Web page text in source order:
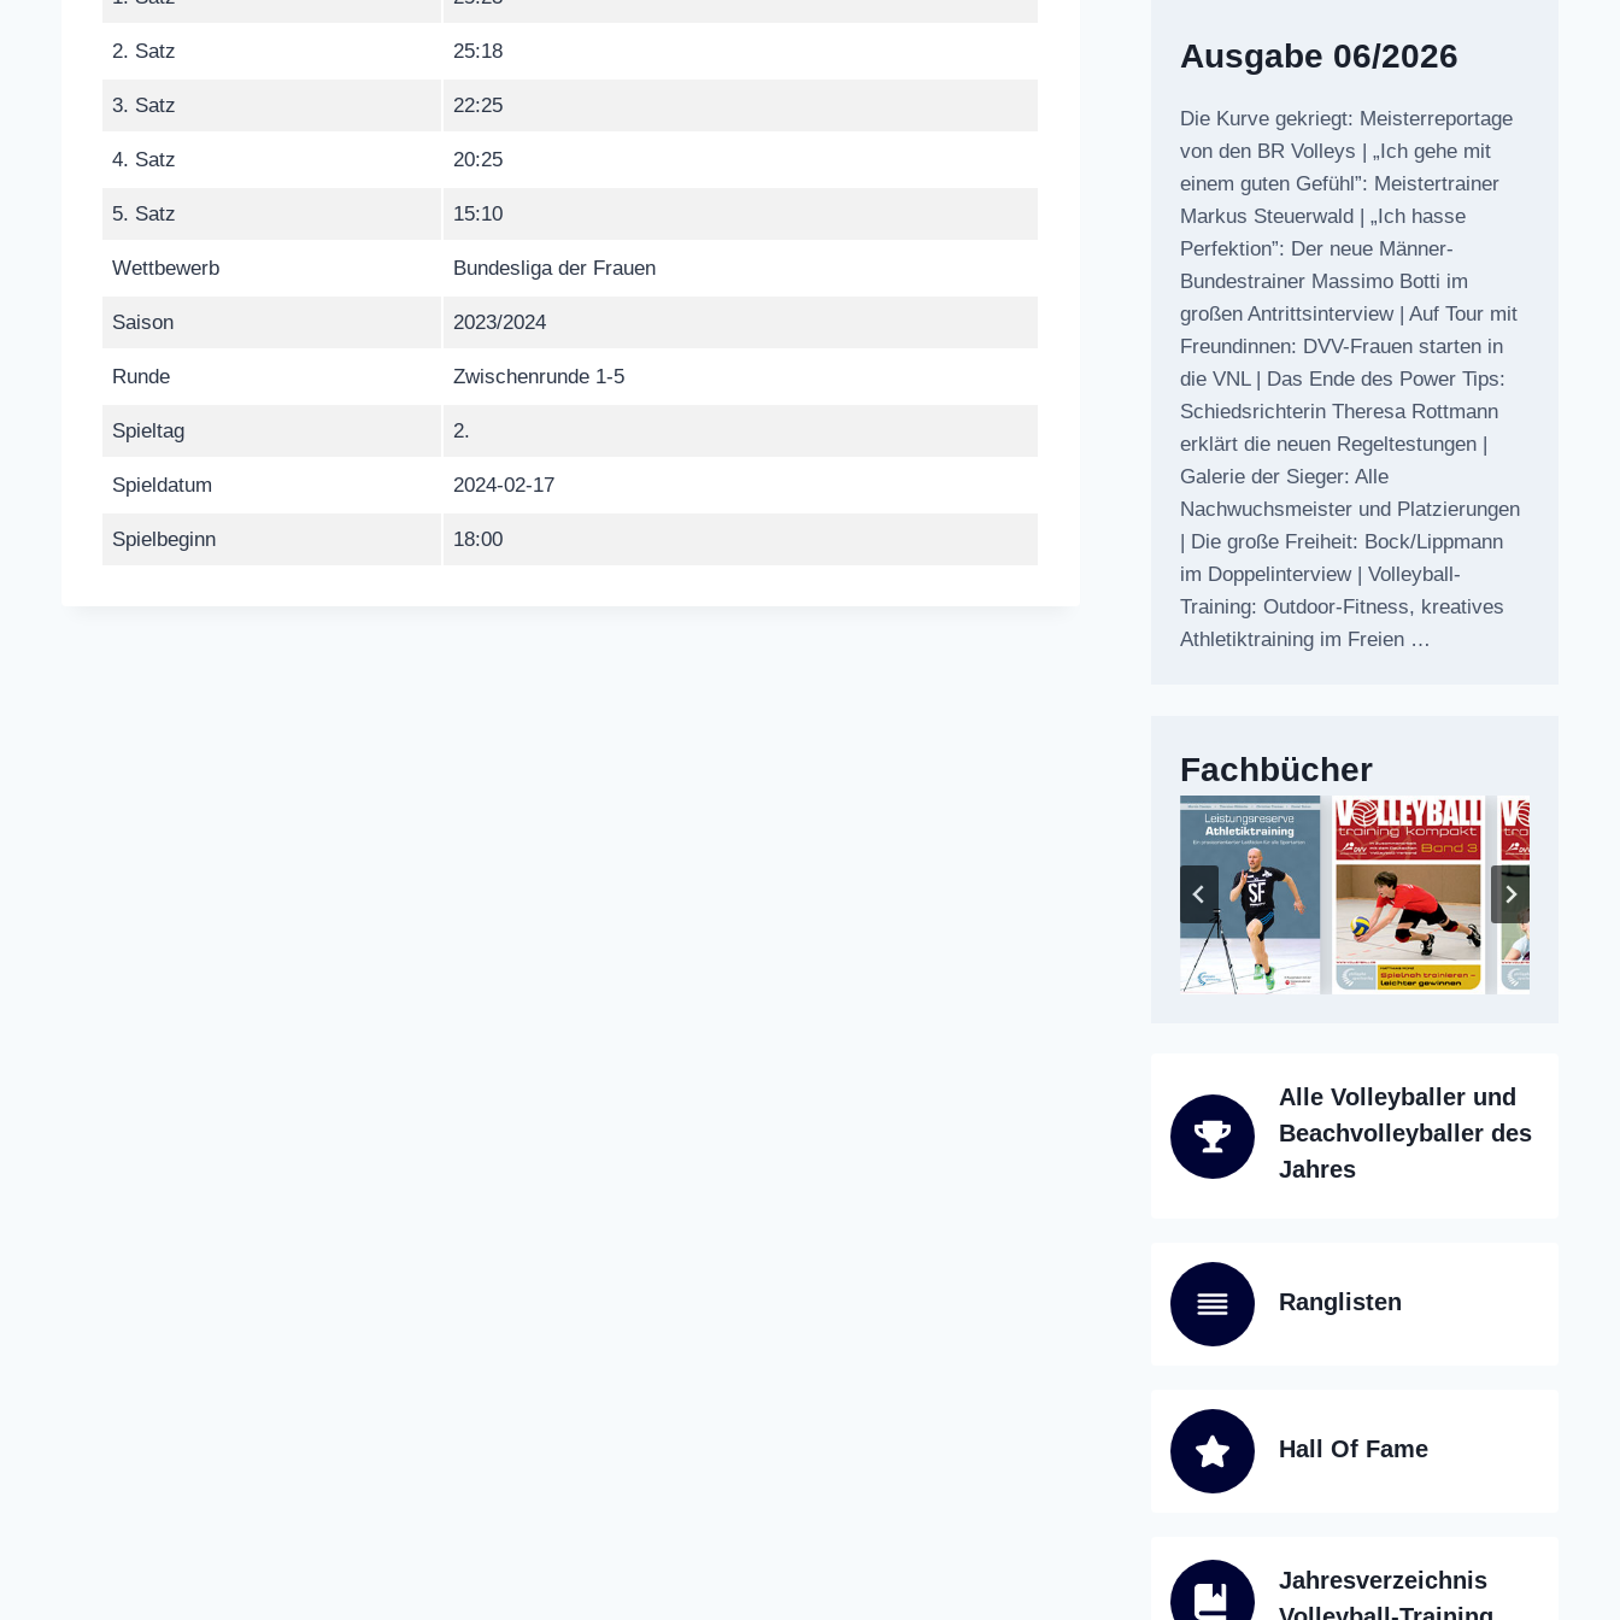
2. Satz 25:18
3. Satz 22:25
4. Satz 20:25
5. Satz 15:10
Wettbewerb Bundesliga der Frauen
Saison 2023/2024
Runde Zwischenrunde 1-5
Spieltag 2.
Spieldatum 2024-02-17
Spielbeginn 18:00
Ausgabe 06/2026
Die Kurve gekriegt: Meisterreportage
von den BR Volleys | „Ich gehe mit
einem guten Gefühl”: Meistertrainer
Markus Steuerwald | „Ich hasse
Perfektion”: Der neue Männer-
Bundestrainer Massimo Botti im
großen Antrittsinterview | Auf Tour mit
Freundinnen: DVV-Frauen starten in
die VNL | Das Ende des Power Tips:
Schiedsrichterin Theresa Rottmann
erklärt die neuen Regeltestungen |
Galerie der Sieger: Alle
Nachwuchsmeister und Platzierungen
| Die große Freiheit: Bock/Lippmann
im Doppelinterview | Volleyball-
Training: Outdoor-Fitness, kreatives
Athletiktraining im Freien …
Fachbücher
Alle Volleyballer und
Beachvolleyballer des
Jahres
Ranglisten
Hall Of Fame
Jahresverzeichnis